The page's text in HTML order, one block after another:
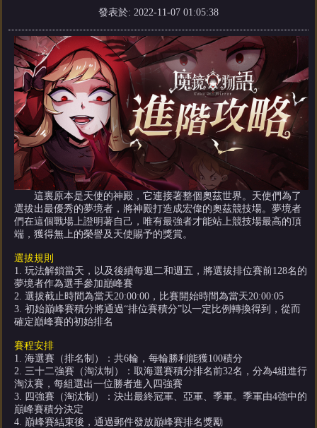
發表於: 2022-11-07 01:05:38
這裏原本是天使的神殿，它連接著整個奧茲世界。天使們為了
選拔出最優秀的夢境者，將神殿打造成宏偉的奧茲競技場。夢境者
們在這個戰場上證明著自己，唯有最強者才能站上競技場最高的頂
端，獲得無上的榮譽及天使賜予的獎賞。
選拔規則
1. 玩法解鎖當天，以及後續每週二和週五，將選拔排位賽前128名的
夢境者作為選手參加巔峰賽
2. 選拔截止時間為當天20:00:00，比賽開始時間為當天20:00:05
3. 初始巔峰賽積分將通過“排位賽積分”以一定比例轉換得到，從而
確定巔峰賽的初始排名
賽程安排
1. 海選賽（排名制）：共6輪，每輪勝利能獲100積分
2. 三十二強賽（淘汰制）：取海選賽積分排名前32名，分為4組進行
淘汰賽，每組選出一位勝者進入四強賽
3. 四強賽（淘汰制）：決出最終冠軍、亞軍、季軍。季軍由4強中的
巔峰賽積分決定
4. 巔峰賽結束後，通過郵件發放巔峰賽排名獎勵